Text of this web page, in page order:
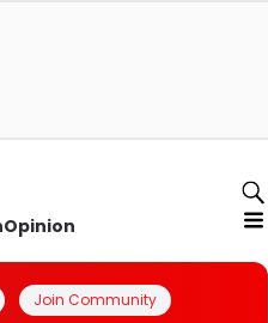
Opinion
Join Community